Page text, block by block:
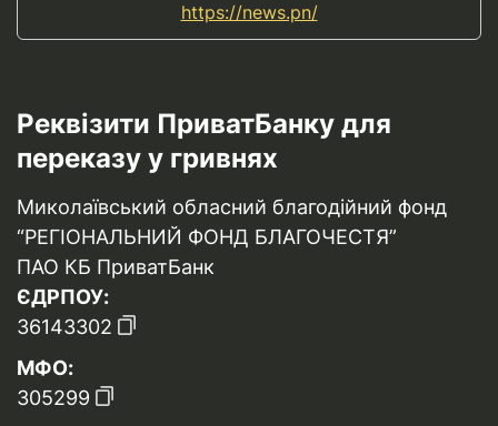
https://news.pn/
Реквізити ПриватБанку для
переказу у гривнях
Миколаївський обласний благодійний фонд
“РЕГІОНАЛЬНИЙ ФОНД БЛАГОЧЕСТЯ”
ПАО КБ ПриватБанк
ЄДРПОУ:
36143302
МФО:
305299